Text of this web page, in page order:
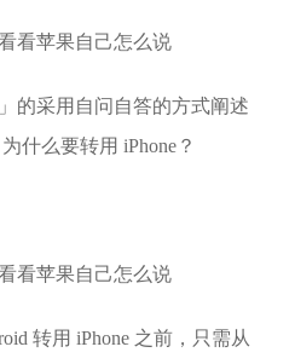
的采用自问自答的方式阐述
什么要转用 iPhone？
转用 iPhone 之前，只需从